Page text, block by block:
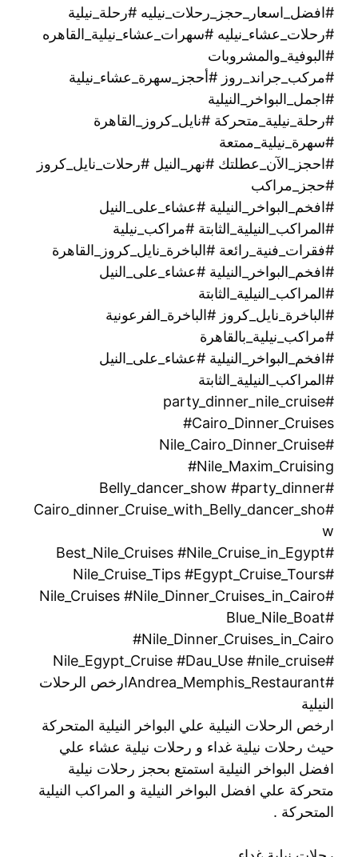
#افضل_اسعار_حجز_رحلات_نيليه #رحلة_نيلية
#رحلات_عشاء_نيليه #سهرات_عشاء_نيلية_القاهره
#البوفية_والمشروبات
#مركب_جراند_روز #أحجز_سهرة_عشاء_نيلية
#اجمل_البواخر_النيلية
#رحلة_نيلية_متحركة ‫#نايل_كروز_القاهرة
#سهرة_نيلية_ممتعة
#احجز_الآن_عطلتك #نهر_النيل #رحلات_نايل_كروز
#حجز_مراكب
#افخم_البواخر_النيلية #عشاء_على_النيل
#المراكب_النيلية_الثابتة #مراكب_نيلية
#فقرات_فنية_رائعة #الباخرة_نايل_كروز_القاهرة
#افخم_البواخر_النيلية #عشاء_على_النيل
#المراكب_النيلية_الثابتة
#الباخرة_نايل_كروز #الباخرة_الفرعونية
#مراكب_نيلية_بالقاهرة
#افخم_البواخر_النيلية #عشاء_على_النيل
#المراكب_النيلية_الثابتة
#party_dinner_nile_cruise
#Cairo_Dinner_Cruises
#Nile_Cairo_Dinner_Cruise
#Nile_Maxim_Cruising
#Belly_dancer_show #party_dinner
#Cairo_dinner_Cruise_with_Belly_dancer_sho
w
#Best_Nile_Cruises #Nile_Cruise_in_Egypt
#Nile_Cruise_Tips #Egypt_Cruise_Tours
#Nile_Cruises #Nile_Dinner_Cruises_in_Cairo
#Blue_Nile_Boat
#Nile_Dinner_Cruises_in_Cairo
#Nile_Egypt_Cruise #Dau_Use #nile_cruise
#Andrea_Memphis_Restaurantارخص الرحلات
النيلية
ارخص الرحلات النيلية علي البواخر النيلية المتحركة
حيث رحلات نيلية غداء و رحلات نيلية عشاء علي
افضل البواخر النيلية استمتع بحجز رحلات نيلية
متحركة علي افضل البواخر النيلية و المراكب النيلية
المتحركة .